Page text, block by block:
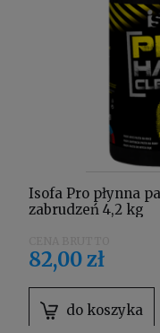
Isofa Pro płynna
zabrudzeń 4,2 kg
82,00 zł
do koszyka